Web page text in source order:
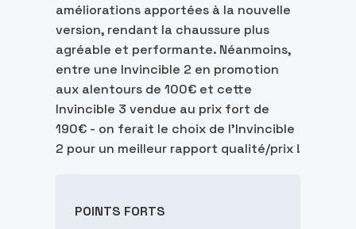
améliorations apportées à la nouvelle
version, rendant la chaussure plus
agréable et performante. Néanmoins,
entre une Invincible 2 en promotion
aux alentours de 100€ et cette
Invincible 3 vendue au prix fort de
190€ - on ferait le choix de l’Invincible
2 pour un meilleur rapport qualité/prix !
POINTS FORTS